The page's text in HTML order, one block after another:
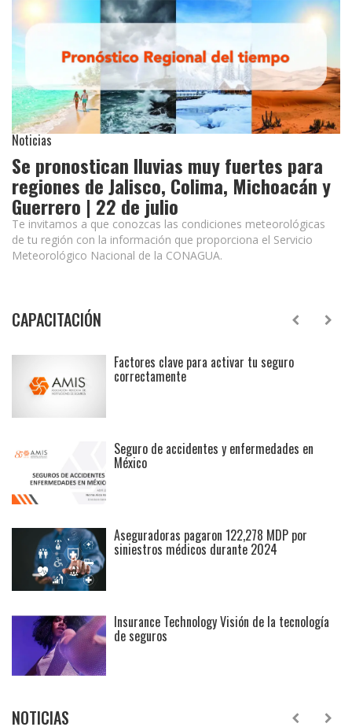
Noticias
Se pronostican lluvias muy fuertes para
regiones de Jalisco, Colima, Michoacán y
Guerrero | 22 de julio
Te invitamos a que conozcas las condiciones meteorológicas
de tu región con la información que proporciona el Servicio
Meteorológico Nacional de la CONAGUA.
CAPACITACIÓN
Factores clave para activar tu seguro
correctamente
Seguro de accidentes y enfermedades en
México
Aseguradoras pagaron 122,278 MDP por
siniestros médicos durante 2024
Insurance Technology Visión de la tecnología
de seguros
NOTICIAS